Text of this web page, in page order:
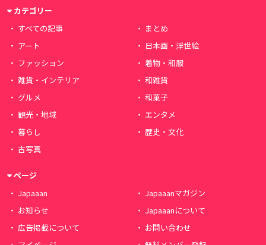
カテゴリー
すべての記事
まとめ
アート
日本画・浮世絵
ファッション
着物・和服
雑貨・インテリア
和雑貨
グルメ
和菓子
観光・地域
エンタメ
暮らし
歴史・文化
古写真
ページ
Japaaan
Japaaanマガジン
お知らせ
Japaaanについて
広告掲載について
お問い合わせ